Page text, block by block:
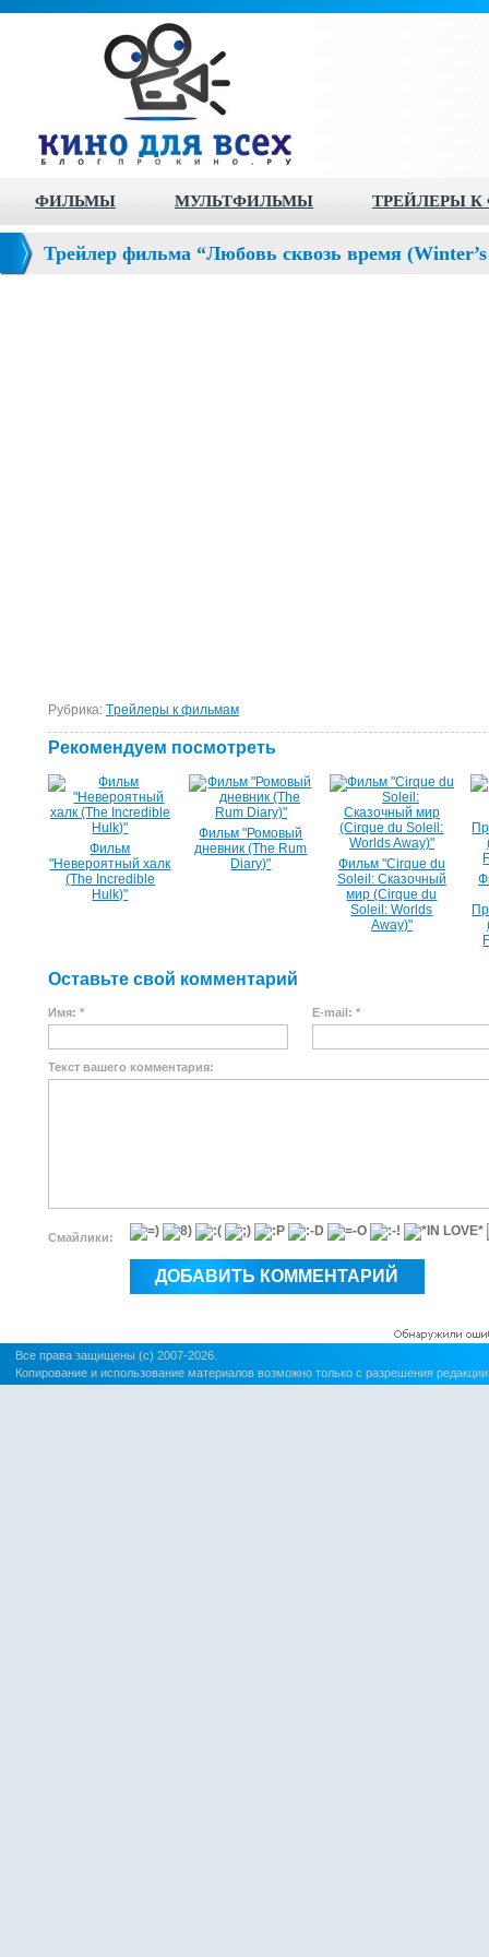
ФИЛЬМЫ МУЛЬТФИЛЬМЫ ТРЕЙЛЕРЫ
Трейлер фильма “Любовь сквозь время (Winter’s
Рубрика: Tрейлеры к фильмам
Рекомендуем посмотреть
Фильм
"Невероятный халк
(The Incredible
Hulk)"
Фильм "Ромовый
дневник (The Rum
Diary)"
Фильм "Cirque du
Soleil: Сказочный
мир (Cirque du
Soleil: Worlds
Away)"
Оставьте свой комментарий
Имя: * E-mail: *
Текст вашего комментария:
Смайлики:
Все права защищены (c) 2007-2026.
Копирование и использование материалов возможно только с разрешения